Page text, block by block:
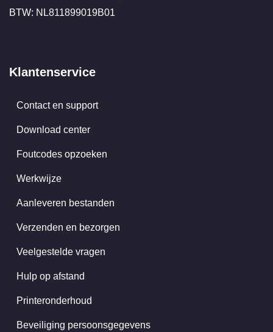
BTW: NL811899019B01
Klantenservice
Contact en support
Download center
Foutcodes opzoeken
Werkwijze
Aanleveren bestanden
Verzenden en bezorgen
Veelgestelde vragen
Hulp op afstand
Printeronderhoud
Beveiliging persoonsgegevens